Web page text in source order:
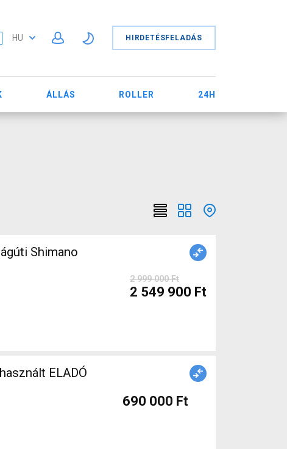
HU HIRDETÉSFELADÁS
ÁLLÁS ROLLER 24H
Shimano
2 999 000 Ft
2 549 900 Ft
ELADÓ
690 000 Ft